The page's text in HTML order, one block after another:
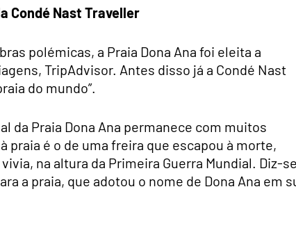
Condé Nast Traveller
polémicas, a Praia Dona Ana foi eleita a
TripAdvisor. Antes disso já a Condé Nast
do mundo”.
da Praia Dona Ana permanece com muitos
praia é o de uma freira que escapou à morte,
na altura da Primeira Guerra Mundial. Diz-
a praia, que adotou o nome de Dona Ana em